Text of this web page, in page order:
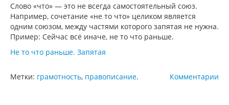
Слово «что» — это не всегда самостоятельный союз.
Например, сочетание «не то что» целиком является
одним союзом, между частями которого запятая не нужна.
Пример: Сейчас всё иначе, не то что раньше.
Не то что раньше. Запятая
Комментарии
Метки: грамотность, правописание.